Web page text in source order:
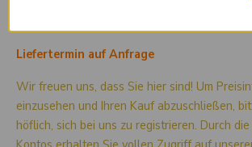
Liefertermin auf Anfrage
Wir freuen uns, dass Sie hier sind! Um
einzusehen und Ihren Kauf abzuschließen,
höflich, sich bei uns zu registrieren. Durch